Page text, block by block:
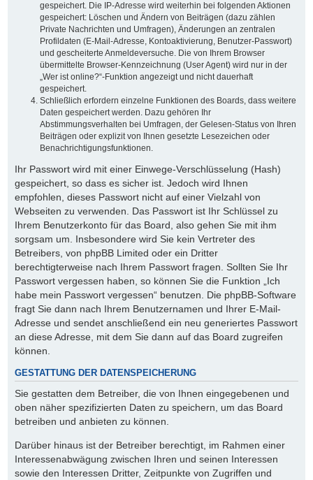
gespeichert. Die IP-Adresse wird weiterhin bei folgenden Aktionen
gespeichert: Löschen und Ändern von Beiträgen (dazu zählen
Private Nachrichten und Umfragen), Änderungen an zentralen
Profildaten (E-Mail-Adresse, Kontoaktivierung, Benutzer-Passwort)
und gescheiterte Anmeldeversuche. Die von Ihrem Browser
übermittelte Browser-Kennzeichnung (User Agent) wird nur in der
„Wer ist online?“-Funktion angezeigt und nicht dauerhaft
gespeichert.
Schließlich erfordern einzelne Funktionen des Boards, dass weitere
Daten gespeichert werden. Dazu gehören Ihr
Abstimmungsverhalten bei Umfragen, der Gelesen-Status von Ihren
Beiträgen oder explizit von Ihnen gesetzte Lesezeichen oder
Benachrichtigungsfunktionen.
Ihr Passwort wird mit einer Einwege-Verschlüsselung (Hash)
gespeichert, so dass es sicher ist. Jedoch wird Ihnen
empfohlen, dieses Passwort nicht auf einer Vielzahl von
Webseiten zu verwenden. Das Passwort ist Ihr Schlüssel zu
Ihrem Benutzerkonto für das Board, also gehen Sie mit ihm
sorgsam um. Insbesondere wird Sie kein Vertreter des
Betreibers, von phpBB Limited oder ein Dritter
berechtigterweise nach Ihrem Passwort fragen. Sollten Sie Ihr
Passwort vergessen haben, so können Sie die Funktion „Ich
habe mein Passwort vergessen“ benutzen. Die phpBB-Software
fragt Sie dann nach Ihrem Benutzernamen und Ihrer E-Mail-
Adresse und sendet anschließend ein neu generiertes Passwort
an diese Adresse, mit dem Sie dann auf das Board zugreifen
können.
GESTATTUNG DER DATENSPEICHERUNG
Sie gestatten dem Betreiber, die von Ihnen eingegebenen und
oben näher spezifizierten Daten zu speichern, um das Board
betreiben und anbieten zu können.
Darüber hinaus ist der Betreiber berechtigt, im Rahmen einer
Interessenabwägung zwischen Ihren und seinen Interessen
sowie den Interessen Dritter, Zeitpunkte von Zugriffen und